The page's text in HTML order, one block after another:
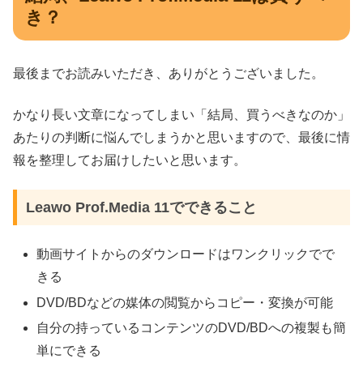
き？
最後までお読みいただき、ありがとうございました。
かなり長い文章になってしまい「結局、買うべきなのか」
あたりの判断に悩んでしまうかと思いますので、最後に情
報を整理してお届けしたいと思います。
Leawo Prof.Media 11でできること
動画サイトからのダウンロードはワンクリックでで
きる
DVD/BDなどの媒体の閲覧からコピー・変換が可能
自分の持っているコンテンツのDVD/BDへの複製も簡
単にできる